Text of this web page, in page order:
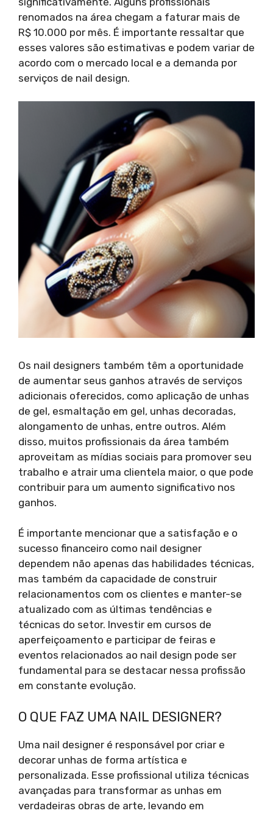
renomados na área chegam a faturar mais de
R$ 10.000 por mês. É importante ressaltar que
esses valores são estimativas e podem variar de
acordo com o mercado local e a demanda por
serviços de nail design.
Os nail designers também têm a oportunidade
de aumentar seus ganhos através de serviços
adicionais oferecidos, como aplicação de unhas
de gel, esmaltação em gel, unhas decoradas,
alongamento de unhas, entre outros. Além
disso, muitos profissionais da área também
aproveitam as mídias sociais para promover seu
trabalho e atrair uma clientela maior, o que pode
contribuir para um aumento significativo nos
ganhos.
É importante mencionar que a satisfação e o
sucesso financeiro como nail designer
dependem não apenas das habilidades técnicas,
mas também da capacidade de construir
relacionamentos com os clientes e manter-se
atualizado com as últimas tendências e
técnicas do setor. Investir em cursos de
aperfeiçoamento e participar de feiras e
eventos relacionados ao nail design pode ser
fundamental para se destacar nessa profissão
em constante evolução.
O QUE FAZ UMA NAIL DESIGNER?
Uma nail designer é responsável por criar e
decorar unhas de forma artística e
personalizada. Esse profissional utiliza técnicas
avançadas para transformar as unhas em
verdadeiras obras de arte, levando em